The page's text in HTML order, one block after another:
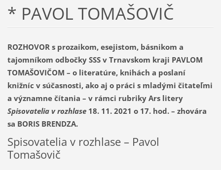
* PAVOL TOMAŠOVIČ
ROZHOVOR s prozaikom, esejistom, básnikom a
tajomníkom odbočky SSS v Trnavskom kraji PAVLOM
TOMAŠOVIČOM – o literatúre, knihách a poslaní
knižníc v súčasnosti, ako aj o práci s mladými čitateľmi
a významne čítania – v rámci rubriky Ars litery
Spisovatelia v rozhlase18. 11. 2021 o 17. hod. – zhovára
sa BORIS BRENDZA.
Spisovatelia v rozhlase – Pavol
Tomašovič